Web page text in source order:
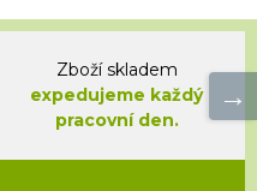
Zboží skladem
expedujeme každý
pracovní den.